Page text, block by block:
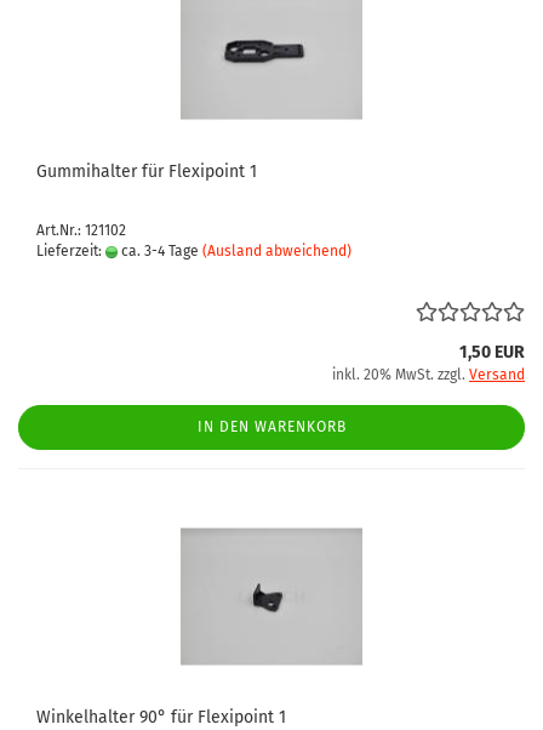
Gummihalter für Flexipoint 1
Art.Nr.: 121102
Lieferzeit:
ca. 3-4 Tage (Ausland abweichend)
1,50 EUR
inkl. 20% MwSt. zzgl. Versand
IN DEN WARENKORB
Winkelhalter 90° für Flexipoint 1